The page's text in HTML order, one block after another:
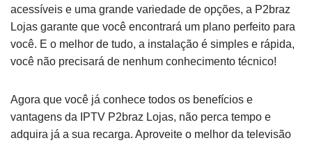
acessíveis e uma grande variedade de opções, a P2braz
Lojas garante que você encontrará um plano perfeito para
você. E o melhor de tudo, a instalação é simples e rápida,
você não precisará de nenhum conhecimento técnico!
Agora que você já conhece todos os benefícios e
vantagens da IPTV P2braz Lojas, não perca tempo e
adquira já a sua recarga. Aproveite o melhor da televisão